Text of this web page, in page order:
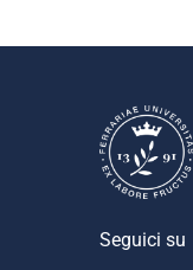
Seguici su